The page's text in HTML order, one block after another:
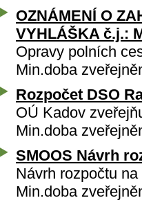
OZNÁMENÍ O
VYHLÁŠKA č.j.:
Opravy polních
Min.doba
Rozpočet DSO
OÚ Kadov
Min.doba
SMOOS Návrh
Návrh rozpočtu
Min.doba